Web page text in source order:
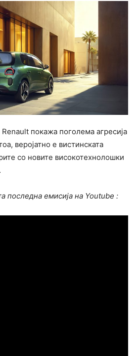
покажа поголема агресија
веројатно е вистинската
со новите високотехнолошки
последна емисија на Youtube :